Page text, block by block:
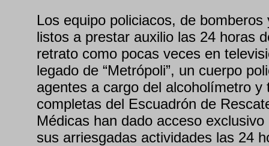
Los equipo policiacos, de
listos a prestar auxilio las 24 horas
retrato como pocas veces en
legado de “Metrópoli”, un cuerpo
agentes a cargo del alcoholímetro y
completas del Escuadrón de
Médicas han dado acceso
sus arriesgadas actividades las 24